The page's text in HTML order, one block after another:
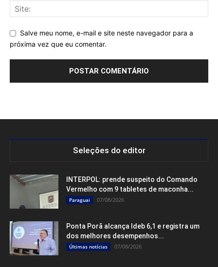
Salve meu nome, e-mail e site neste navegador para a
próxima vez que eu comentar.
Seleções do editor
INTERPOL: prende suspeito do Comando
Vermelho com 9 tabletes de maconha...
Paraguai 07/08/2026
Ponta Porã alcança Ideb 6,1 e registra um
dos melhores desempenhos...
Últimas notícias 07/08/2026